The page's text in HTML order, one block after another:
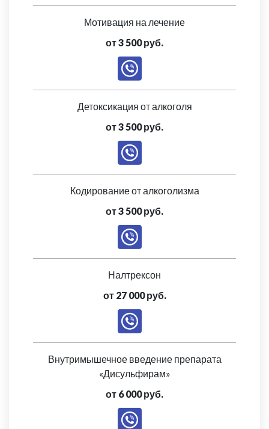
Мотивация на лечение
от 3 500 руб.
Детоксикация от алкоголя
от 3 500 руб.
Кодирование от алкоголизма
от 3 500 руб.
Налтрексон
от 27 000 руб.
Внутримышечное введение препарата
«Дисульфирам»
от 6 000 руб.